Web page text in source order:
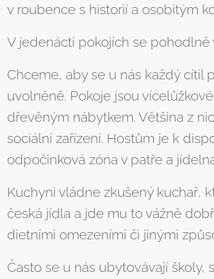
v roubence s historií a osobitým
V jedenácti pokojích se pohodlně
Chceme, aby se u nás každý cítil
uvolněně. Pokoje jsou
dřevěným nábytkem. Většina z
sociální zařízení. Hostům je k
odpočinková zóna v patře a
Kuchyni vládne zkušený kuchař,
česká jídla a jde mu to vážně
dietními omezeními či jinými
Často se u nás ubytovávají školy,